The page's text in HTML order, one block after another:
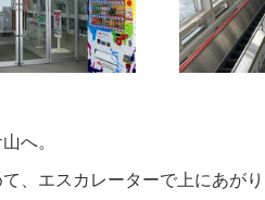
へ。
、エスカレーターで上にあが